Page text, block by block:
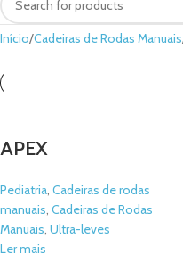
Início Cadeiras de Rodas Manuais
APEX
Pediatria, Cadeiras de rodas
manuais, Cadeiras de Rodas
Manuais, Ultra-leves
Ler mais